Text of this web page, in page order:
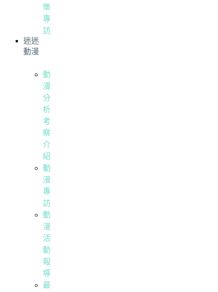
樂
專
訪
迷迷
動漫
動
漫
分
析
考
察
介
紹
動
漫
專
訪
動
漫
活
動
報
導
最